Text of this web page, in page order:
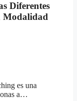
Diferentes
Modalidad
es una
a…